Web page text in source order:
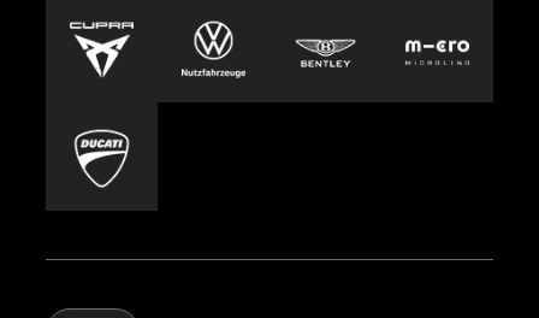
Europcar
Carsharing
Mobility-as-a-Service
Parking
Presse